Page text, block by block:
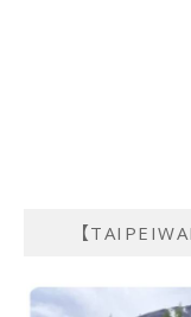
【